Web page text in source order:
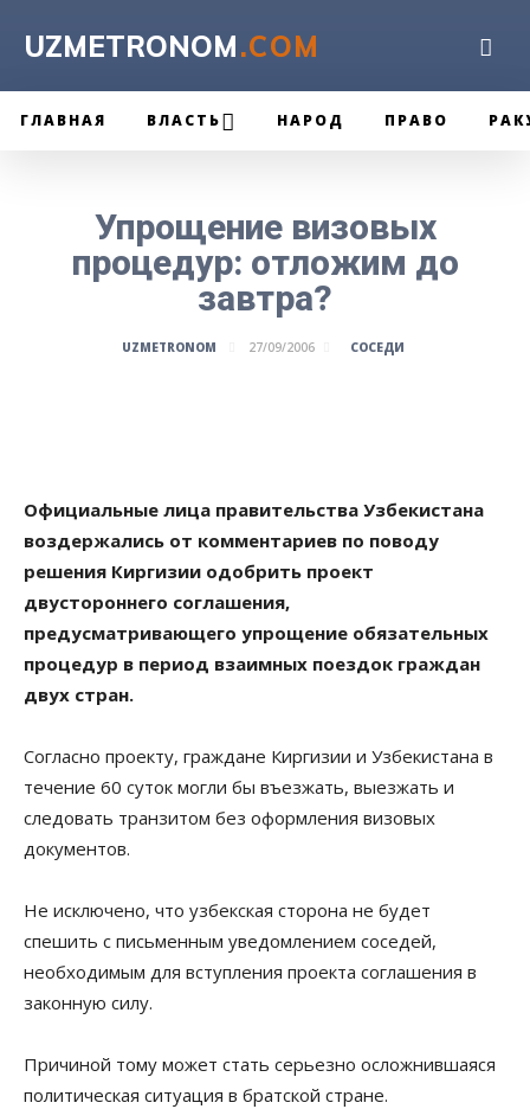
UZMETRONOM.COM
ГЛАВНАЯ ВЛАСТЬ НАРОД ПРАВО
Упрощение визовых
процедур: отложим до
завтра?
UZMETRONOM 27/09/2006 СОСЕДИ
Официальные лица правительства Узбекистана
воздержались от комментариев по поводу
решения Киргизии одобрить проект
двустороннего соглашения,
предусматривающего упрощение обязательных
процедур в период взаимных поездок граждан
двух стран.
Согласно проекту, граждане Киргизии и Узбекистана в
течение 60 суток могли бы въезжать, выезжать и
следовать транзитом без оформления визовых
документов.
Не исключено, что узбекская сторона не будет
спешить с письменным уведомлением соседей,
необходимым для вступления проекта соглашения в
законную силу.
Причиной тому может стать серьезно осложнившаяся
политическая ситуация в братской стране.